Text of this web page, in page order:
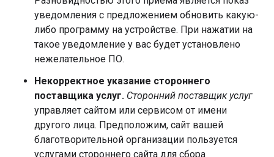
уведомления с предложением обновить какую-
либо программу на устройстве. При нажатии на
такое уведомление у вас будет установлено
нежелательное ПО.
Некорректное указание стороннего
поставщика услуг. Сторонний поставщик услуг
управляет сайтом или сервисом от имени
другого лица. Предположим, сайт вашей
благотворительной организации пользуется
услугами стороннего сайта для сбора